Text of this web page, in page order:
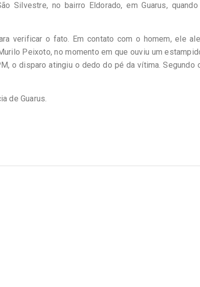
Silvestre, no bairro Eldorado, em Guarus,
verificar o fato. Em contato com o homem, ele
Peixoto, no momento em que ouviu um
o disparo atingiu o dedo do pé da vítima. Segundo
de Guarus.